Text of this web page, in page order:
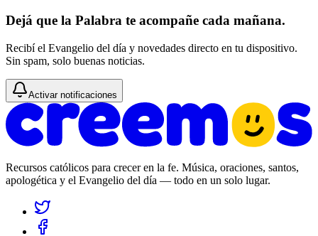
Dejá que la Palabra te acompañe cada mañana.
Recibí el Evangelio del día y novedades directo en tu dispositivo.
Sin spam, solo buenas noticias.
Activar notificaciones
Recursos católicos para crecer en la fe. Música, oraciones, santos,
apologética y el Evangelio del día — todo en un solo lugar.